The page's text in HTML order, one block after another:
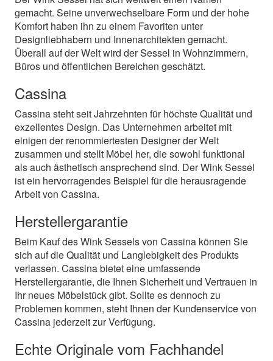
gemacht. Seine unverwechselbare Form und der hohe
Komfort haben ihn zu einem Favoriten unter
Designliebhabern und Innenarchitekten gemacht.
Überall auf der Welt wird der Sessel in Wohnzimmern,
Büros und öffentlichen Bereichen geschätzt.
Cassina
Cassina steht seit Jahrzehnten für höchste Qualität und
exzellentes Design. Das Unternehmen arbeitet mit
einigen der renommiertesten Designer der Welt
zusammen und stellt Möbel her, die sowohl funktional
als auch ästhetisch ansprechend sind. Der Wink Sessel
ist ein hervorragendes Beispiel für die herausragende
Arbeit von Cassina.
Herstellergarantie
Beim Kauf des Wink Sessels von Cassina können Sie
sich auf die Qualität und Langlebigkeit des Produkts
verlassen. Cassina bietet eine umfassende
Herstellergarantie, die Ihnen Sicherheit und Vertrauen in
Ihr neues Möbelstück gibt. Sollte es dennoch zu
Problemen kommen, steht Ihnen der Kundenservice von
Cassina jederzeit zur Verfügung.
Echte Originale vom Fachhandel